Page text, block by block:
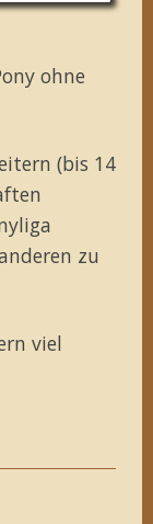
ohne
(bis 14
zu
viel